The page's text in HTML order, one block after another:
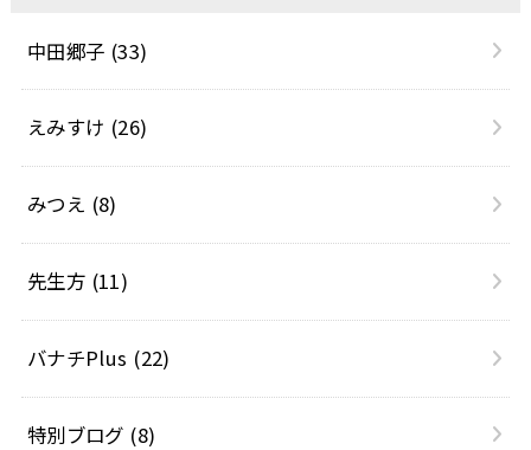
中田郷子 (33)
えみすけ (26)
みつえ (8)
先生方 (11)
バナチPlus (22)
特別ブログ (8)